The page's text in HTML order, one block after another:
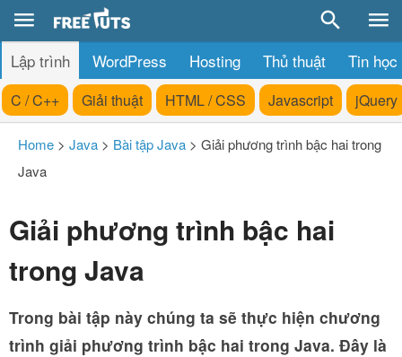
Lập trình WordPress Hosting Thủ thuật Tin học
C / C++ Giải thuật HTML / CSS Javascript jQuery
Home > Java > Bài tập Java > Giải phương trình bậc hai trong
Java
Giải phương trình bậc hai
trong Java
Trong bài tập này chúng ta sẽ thực hiện chương
trình giải phương trình bậc hai trong Java. Đây là